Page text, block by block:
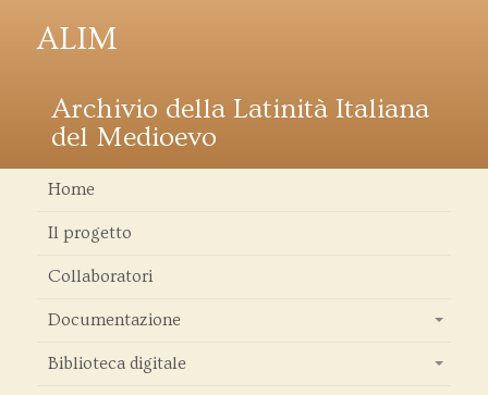
ALIM
Archivio della Latinità Italiana
del Medioevo
Home
Il progetto
Collaboratori
Documentazione
Biblioteca digitale